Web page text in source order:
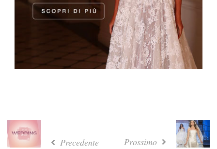
Precedente Prossimo